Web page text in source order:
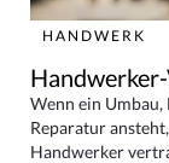
HANDWERK
Wenn ein Umbau,
Reparatur
Handwerker